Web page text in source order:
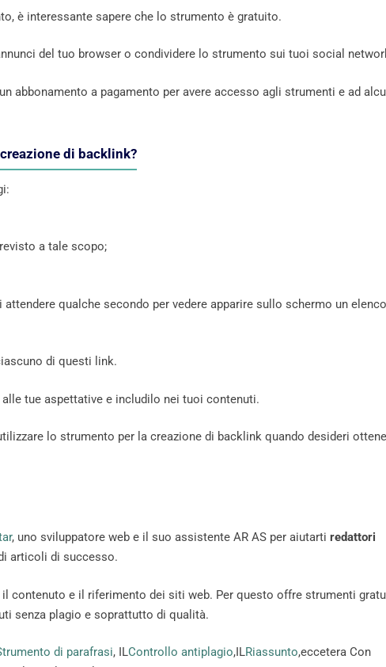
è interessante sapere che lo strumento è gratuito.
del tuo browser o condividere lo strumento sui tuoi social
abbonamento a pagamento per avere accesso agli strumenti e ad
di backlink?
a tale scopo;
qualche secondo per vedere apparire sullo schermo un
di questi link.
tue aspettative e includilo nei tuoi contenuti.
lo strumento per la creazione di backlink quando desideri
, uno sviluppatore web e il suo assistente AR AS per aiutarti redattori
articoli di successo.
contenuto e il riferimento dei siti web. Per questo offre strumenti
senza plagio e soprattutto di qualità.
di parafrasi, ILControllo antiplagio,ILRiassunto,eccetera Con